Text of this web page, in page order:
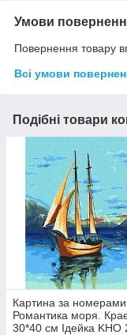
Умови
Повернення товару
Всі умови
Подібні товари
Картина за номерами
Романтика моря.
30*40 см Ідейка KHO